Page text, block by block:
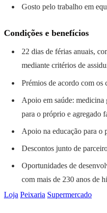
Gosto pelo trabalho em
Condições e benefícios
22 dias de férias anuais,
mediante critérios de
Prémios de acordo com os
Apoio em saúde: medicina
para o próprio e agregado
Apoio na educação para o
Descontos junto de
Oportunidades de
com mais de 230 anos de
Loja Peixaria Supermercado